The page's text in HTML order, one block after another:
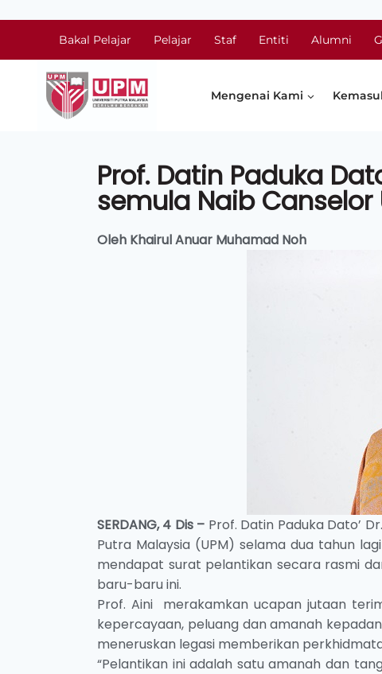
Bakal Pelajar Pelajar Staf Entiti Alumni
Mengenai Kami
Prof. Datin Paduka
semula Naib Canselor
Oleh Khairul Anuar Muhamad Noh
SERDANG, 4 Dis – Prof. Datin Paduka Dato’
Putra Malaysia (UPM) selama dua tahun
mendapat surat pelantikan secara rasmi
baru-baru ini.
Prof. Aini merakamkan ucapan jutaan
kepercayaan, peluang dan amanah
meneruskan legasi memberikan
“Pelantikan ini adalah satu amanah dan